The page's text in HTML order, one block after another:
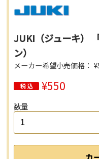
JUKI（ジューキ）
ン）
メーカー希望小売価格：
¥550
数量